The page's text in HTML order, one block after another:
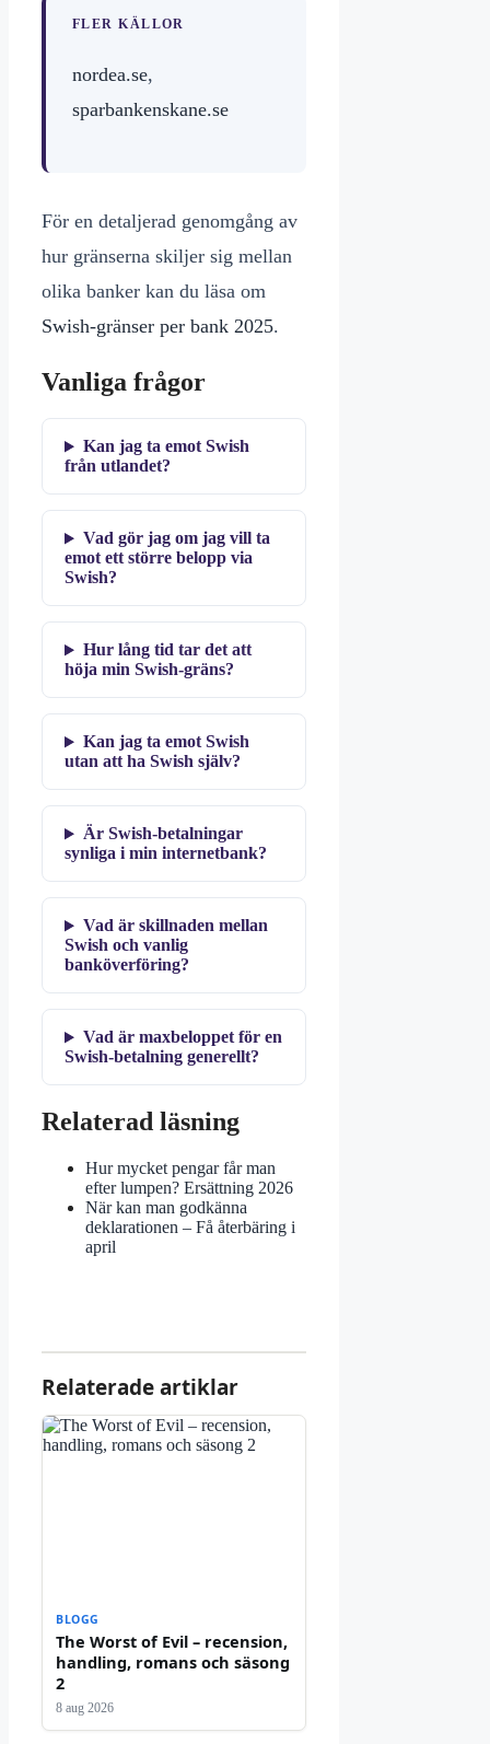
FLER KÄLLOR
nordea.se,
sparbankenskane.se
För en detaljerad genomgång av
hur gränserna skiljer sig mellan
olika banker kan du läsa om
Swish-gränser per bank 2025.
Vanliga frågor
Kan jag ta emot Swish
från utlandet?
Vad gör jag om jag vill ta
emot ett större belopp via
Swish?
Hur lång tid tar det att
höja min Swish-gräns?
Kan jag ta emot Swish
utan att ha Swish själv?
Är Swish-betalningar
synliga i min internetbank?
Vad är skillnaden mellan
Swish och vanlig
banköverföring?
Vad är maxbeloppet för en
Swish-betalning generellt?
Relaterad läsning
Hur mycket pengar får man
efter lumpen? Ersättning 2026
När kan man godkänna
deklarationen – Få återbäring i
april
Relaterade artiklar
BLOGG
The Worst of Evil – recension,
handling, romans och säsong
2
8 aug 2026